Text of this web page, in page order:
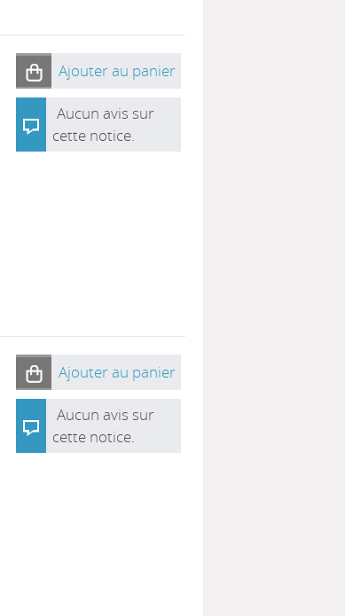
Ajouter au panier
Aucun avis sur
cette notice.
Ajouter au panier
Aucun avis sur
cette notice.